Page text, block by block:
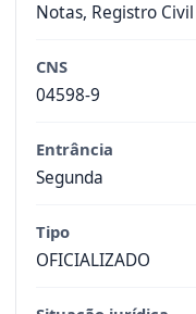
Notas, Registro
CNS
04598-9
Entrância
Segunda
Tipo
OFICIALIZADO